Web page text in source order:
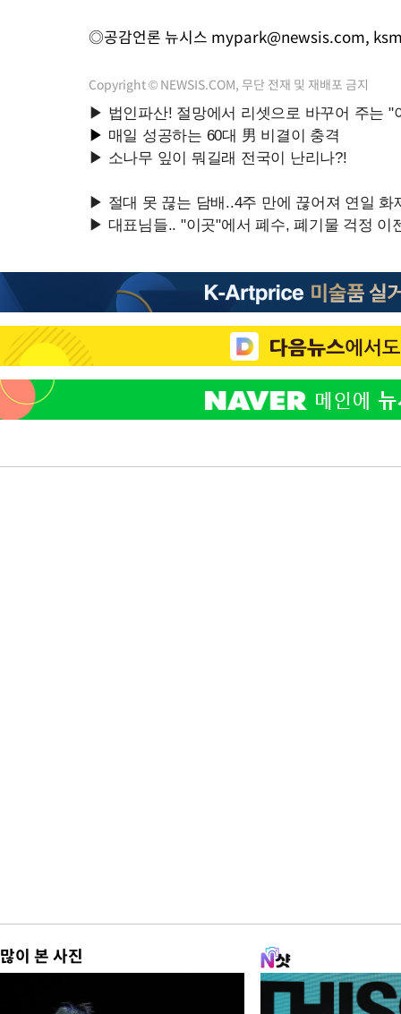
◎공감언론 뉴시스 mypark@newsis.com,
Copyright © NEWSIS.COM, 무단 전재 및 재배포 금지
많이 본 사진